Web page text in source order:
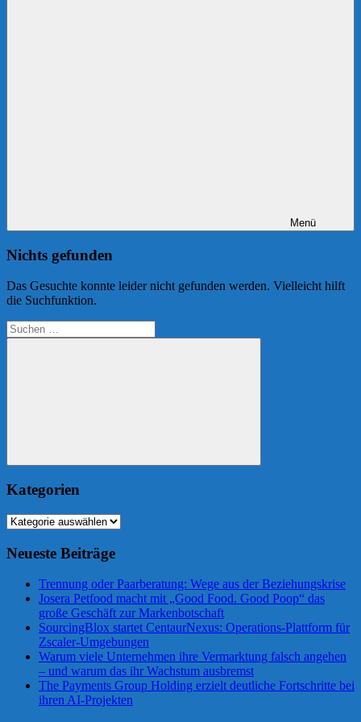
Menü
Nichts gefunden
Das Gesuchte konnte leider nicht gefunden werden. Vielleicht hilft
die Suchfunktion.
Suchen
nach:
Suchen
Kategorien
Kategorien
Neueste Beiträge
Trennung oder Paarberatung: Wege aus der Beziehungskrise
Josera Petfood macht mit „Good Food. Good Poop“ das
große Geschäft zur Markenbotschaft
SourcingBlox startet CentaurNexus: Operations-Plattform für
Zscaler-Umgebungen
Warum viele Unternehmen ihre Vermarktung falsch angehen
– und warum das ihr Wachstum ausbremst
The Payments Group Holding erzielt deutliche Fortschritte bei
ihren AI-Projekten